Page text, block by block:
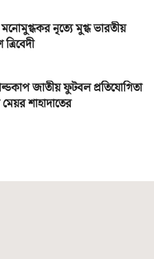
মনোমুগ্ধকর নৃত্যে মুগ্ধ ভারতীয়
জাতীয় ফুটবল প্রতিযোগিতা
শাহাদাতের